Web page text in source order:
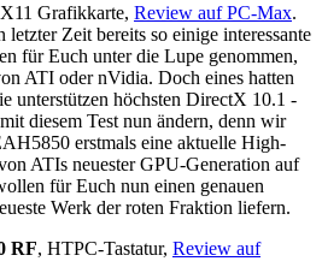
Grafikkarte, Review auf PC-Max.
Zeit bereits so einige interessante
für Euch unter die Lupe genommen,
ATI oder nVidia. Doch eines hatten
unterstützen höchsten DirectX 10.1 -
diesem Test nun ändern, denn wir
erstmals eine aktuelle High-
ATIs neuester GPU-Generation auf
für Euch nun einen genauen
Werk der roten Fraktion liefern.
RF, HTPC-Tastatur, Review auf